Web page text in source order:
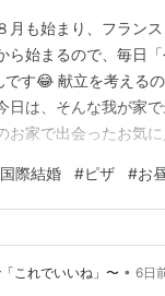
月も始まり、フラン
ら始まるので、毎日
す😂 献立を考える
日は、そんな我が家
お家で出会ったお気
ピザでした🍕 それ
と思っていたのです
国際結婚 #ピザ #お
これでいいね」〜 • 6日